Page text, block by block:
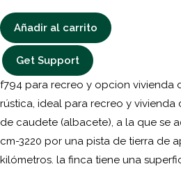
Añadir al carrito
Get Support
f794 para recreo y opcion vivienda
rústica, ideal para recreo y
de caudete (albacete), a la que se
cm-3220 por una pista de tierra de
kilómetros. la finca tiene una